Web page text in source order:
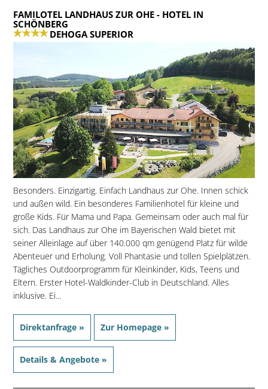
FAMILOTEL LANDHAUS ZUR OHE- HOTEL IN
SCHÖNBERG
DEHOGA SUPERIOR
Besonders. Einzigartig. Einfach Landhaus zur Ohe. Innen schick
und außen wild. Ein besonderes Familienhotel für kleine und
große Kids. Für Mama und Papa. Gemeinsam oder auch mal für
sich. Das Landhaus zur Ohe im Bayerischen Wald bietet mit
seiner Alleinlage auf über 140.000 qm genügend Platz für wilde
Abenteuer und Erholung. Voll Phantasie und tollen Spielplätzen.
Tägliches Outdoorprogramm für Kleinkinder, Kids, Teens und
Eltern. Erster Hotel-Waldkinder-Club in Deutschland. Alles
inklusive. Ei...
Direktanfrage » Zur Homepage »
Details & Angebote »